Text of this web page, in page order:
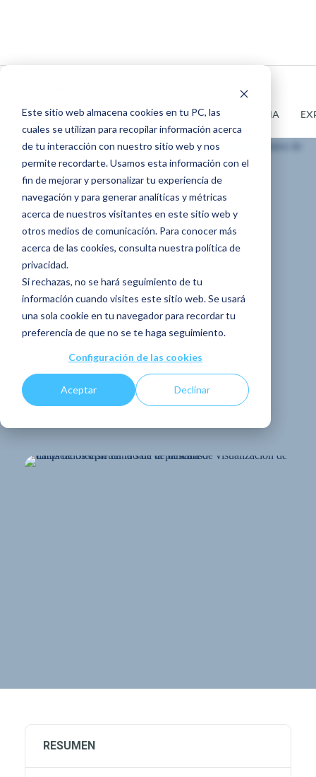
Este sitio web almacena cookies en tu PC, las
cuales se utilizan para recopilar información acerca
de tu interacción con nuestro sitio web y nos
permite recordarte. Usamos esta información con el
fin de mejorar y personalizar tu experiencia de
navegación y para generar analíticas y métricas
acerca de nuestros visitantes en este sitio web y
otros medios de comunicación. Para conocer más
acerca de las cookies, consulta nuestra política de
privacidad.
Si rechazas, no se hará seguimiento de tu
información cuando visites este sitio web. Se usará
una sola cookie en tu navegador para recordar tu
preferencia de que no se te haga seguimiento.
Configuración de las cookies
Aceptar Declinar
TODOS
ARTÍCULOS COMUNICACIÓN INTERNA
COMUNICACIÓN INTERNA
ARTÍCULOS
La pantalla de
visualización de
datos de Steeple y
sus funciones
RESUMEN